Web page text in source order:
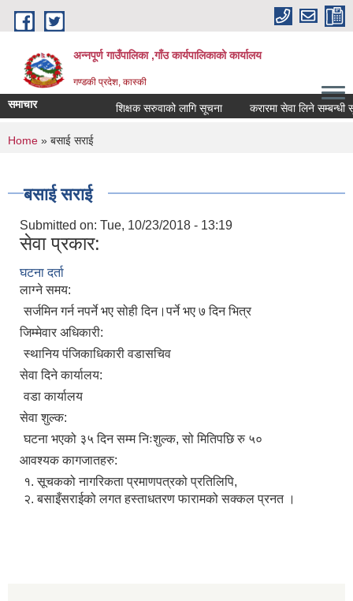
Skip to main content
अन्नपूर्ण गाउँपालिका ,गाँउ कार्यपालिकाको कार्यालय
गण्डकी प्रदेश, कास्की
समाचार शिक्षक सरुवाको लागि सूचना करारमा सेवा लिने सम्बन्धी
You are here
Home » बसाई सराई
बसाई सराई
Submitted on: Tue, 10/23/2018 - 13:19
सेवा प्रकार:
घटना दर्ता
लाग्ने समय:
सर्जमिन गर्न नपर्ने भए सोही दिन।पर्ने भए ७ दिन भित्र
जिम्मेवार अधिकारी:
स्थानिय पंजिकाधिकारी वडासचिव
सेवा दिने कार्यालय:
वडा कार्यालय
सेवा शुल्क:
घटना भएको ३५ दिन सम्म निःशुल्क, सो मितिपछि रु ५०
आवश्यक कागजातहरु:
१. सूचकको नागरिकता प्रमाणपत्रको प्रतिलिपि,
२. बसाइँसराईको लगत हस्ताधतरण फारामको सक्कल प्रनत ।